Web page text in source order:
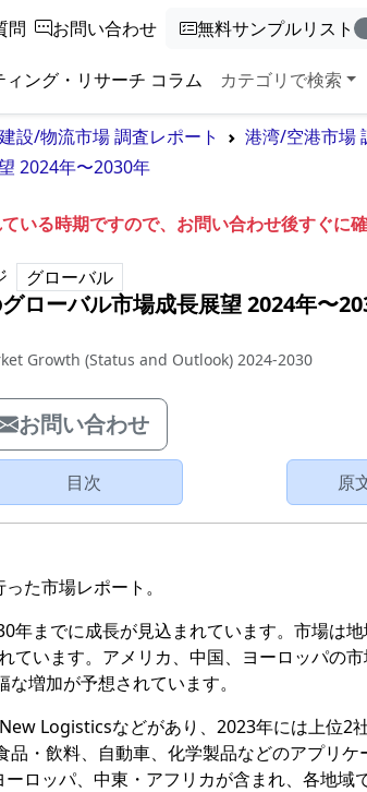
問 お問い合わせ 無料サンプルリスト
ング・リサーチ コラム カテゴリで検索
設/物流市場 調査レポート
港湾/空港市場
2024年〜2030年
いる時期ですので、お問い合わせ後すぐに確
グローバル
ローバル市場成長展望 2024年〜
Growth (Status and Outlook) 2024-2030
お問い合わせ
目次 原
た市場レポート。
までに成長が見込まれています。市場は
ています。アメリカ、中国、ヨーロッパの
増加が予想されています。
Logisticsなどがあり、2023年には上位2
品・飲料、自動車、化学製品などのアプリ
ロッパ、中東・アフリカが含まれ、各地域